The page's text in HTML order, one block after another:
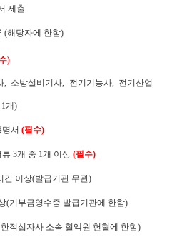
제출
(해당자에 한함)
)
, 소방설비기사, 전기기능사, 전기산업
개)
서 (필수)
3개 중 1개 이상 (필수)
간 이상(발급기관 무관)
(기부금영수증 발급기관에 한함)
적십자사 소속 혈액원 헌혈에 한함)